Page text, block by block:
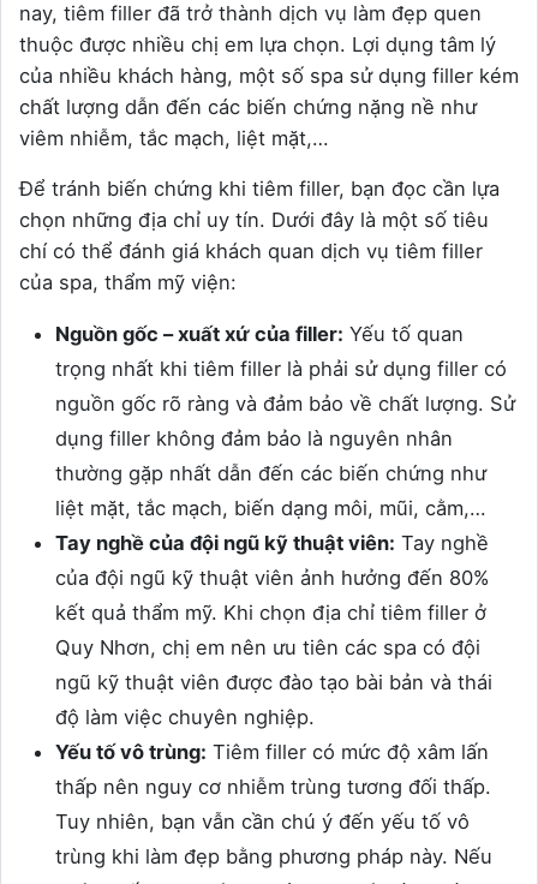
nay, tiêm filler đã trở thành dịch vụ làm đẹp quen
thuộc được nhiều chị em lựa chọn. Lợi dụng tâm lý
của nhiều khách hàng, một số spa sử dụng filler kém
chất lượng dẫn đến các biến chứng nặng nề như
viêm nhiễm, tắc mạch, liệt mặt,…
Để tránh biến chứng khi tiêm filler, bạn đọc cần lựa
chọn những địa chỉ uy tín. Dưới đây là một số tiêu
chí có thể đánh giá khách quan dịch vụ tiêm filler
của spa, thẩm mỹ viện:
Nguồn gốc – xuất xứ của filler: Yếu tố quan
trọng nhất khi tiêm filler là phải sử dụng filler có
nguồn gốc rõ ràng và đảm bảo về chất lượng. Sử
dụng filler không đảm bảo là nguyên nhân
thường gặp nhất dẫn đến các biến chứng như
liệt mặt, tắc mạch, biến dạng môi, mũi, cằm,…
Tay nghề của đội ngũ kỹ thuật viên: Tay nghề
của đội ngũ kỹ thuật viên ảnh hưởng đến 80%
kết quả thẩm mỹ. Khi chọn địa chỉ tiêm filler ở
Quy Nhơn, chị em nên ưu tiên các spa có đội
ngũ kỹ thuật viên được đào tạo bài bản và thái
độ làm việc chuyên nghiệp.
Yếu tố vô trùng: Tiêm filler có mức độ xâm lấn
thấp nên nguy cơ nhiễm trùng tương đối thấp.
Tuy nhiên, bạn vẫn cần chú ý đến yếu tố vô
trùng khi làm đẹp bằng phương pháp này. Nếu